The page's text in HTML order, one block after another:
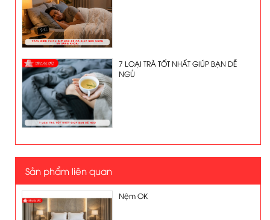
7 LOẠI TRÀ TỐT NHẤT GIÚP BẠN DỄ
NGỦ
Sản phẩm liên quan
Nệm OK